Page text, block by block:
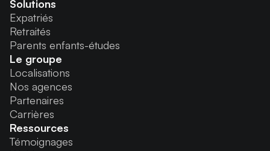
Solutions
Expatriés
Retraités
Parents enfants-études
Le groupe
Localisations
Nos agences
Partenaires
Carrières
Ressources
Témoignages